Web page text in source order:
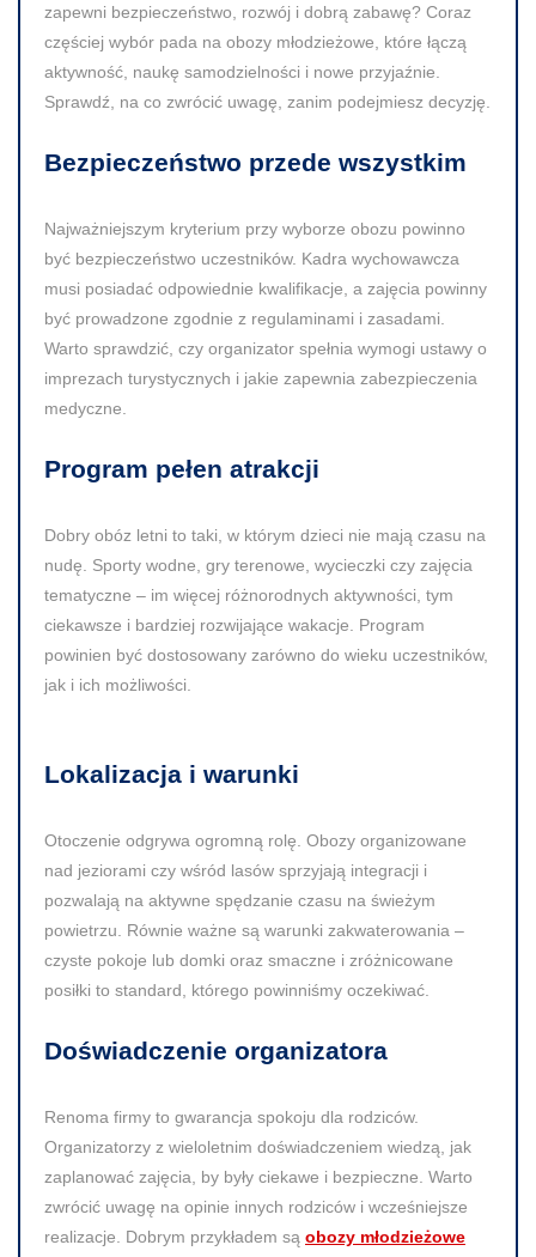
zapewni bezpieczeństwo, rozwój i dobrą zabawę? Coraz
częściej wybór pada na obozy młodzieżowe, które łączą
aktywność, naukę samodzielności i nowe przyjaźnie.
Sprawdź, na co zwrócić uwagę, zanim podejmiesz decyzję.
Bezpieczeństwo przede wszystkim
Najważniejszym kryterium przy wyborze obozu powinno
być bezpieczeństwo uczestników. Kadra wychowawcza
musi posiadać odpowiednie kwalifikacje, a zajęcia powinny
być prowadzone zgodnie z regulaminami i zasadami.
Warto sprawdzić, czy organizator spełnia wymogi ustawy o
imprezach turystycznych i jakie zapewnia zabezpieczenia
medyczne.
Program pełen atrakcji
Dobry obóz letni to taki, w którym dzieci nie mają czasu na
nudę. Sporty wodne, gry terenowe, wycieczki czy zajęcia
tematyczne – im więcej różnorodnych aktywności, tym
ciekawsze i bardziej rozwijające wakacje. Program
powinien być dostosowany zarówno do wieku uczestników,
jak i ich możliwości.
Lokalizacja i warunki
Otoczenie odgrywa ogromną rolę. Obozy organizowane
nad jeziorami czy wśród lasów sprzyjają integracji i
pozwalają na aktywne spędzanie czasu na świeżym
powietrzu. Równie ważne są warunki zakwaterowania –
czyste pokoje lub domki oraz smaczne i zróżnicowane
posiłki to standard, którego powinniśmy oczekiwać.
Doświadczenie organizatora
Renoma firmy to gwarancja spokoju dla rodziców.
Organizatorzy z wieloletnim doświadczeniem wiedzą, jak
zaplanować zajęcia, by były ciekawe i bezpieczne. Warto
zwrócić uwagę na opinie innych rodziców i wcześniejsze
realizacje. Dobrym przykładem są obozy młodzieżowe